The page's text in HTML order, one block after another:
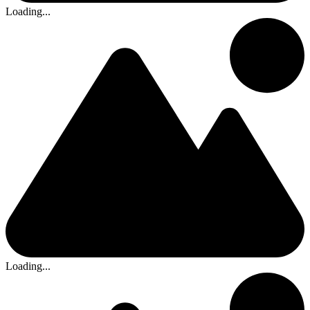
Loading...
Loading...